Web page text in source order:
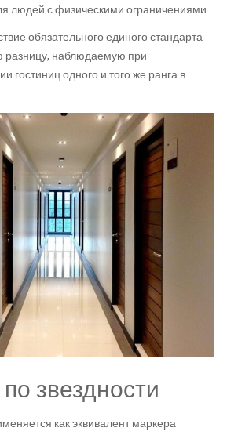
людей с физическими ограничениями.
обязательного единого стандарта
разницу, наблюдаемую при
гостиниц одного и того же ранга в
звездности
как эквивалент маркера